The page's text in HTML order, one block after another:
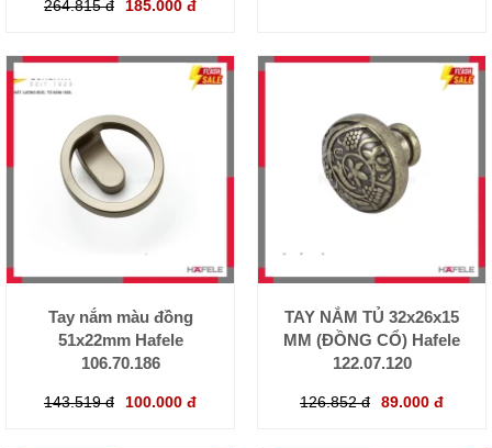
264.815 đ 185.000 đ
Tay nắm màu đồng
51x22mm Hafele
106.70.186
143.519 đ 100.000 đ
TAY NẮM TỦ 32x26x15
MM (ĐỒNG CỔ) Hafele
122.07.120
126.852 đ 89.000 đ